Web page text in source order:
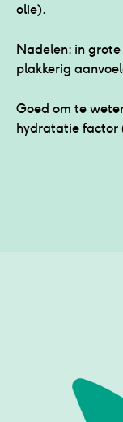
olie).
Nadelen: in
plakkerig
Goed om te
hydratatie factor